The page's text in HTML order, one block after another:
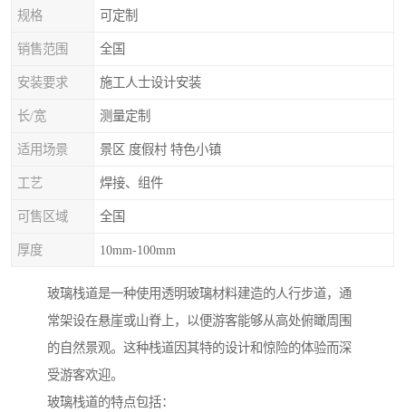
规格 可定制
销售范围 全国
安装要求 施工人士设计安装
长/宽 测量定制
适用场景 景区 度假村 特色小镇
工艺 焊接、组件
可售区域 全国
厚度 10mm-100mm
玻璃栈道是一种使用透明玻璃材料建造的人行步道，通
常架设在悬崖或山脊上，以便游客能够从高处俯瞰周围
的自然景观。这种栈道因其特的设计和惊险的体验而深
受游客欢迎。
玻璃栈道的特点包括：